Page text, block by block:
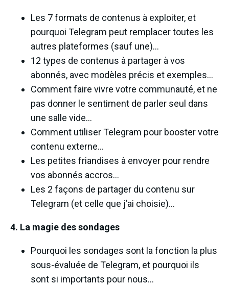
Les 7 formats de contenus à exploiter, et
pourquoi Telegram peut remplacer toutes les
autres plateformes (sauf une)…
12 types de contenus à partager à vos
abonnés, avec modèles précis et exemples…
Comment faire vivre votre communauté, et ne
pas donner le sentiment de parler seul dans
une salle vide…
Comment utiliser Telegram pour booster votre
contenu externe…
Les petites friandises à envoyer pour rendre
vos abonnés accros…
Les 2 façons de partager du contenu sur
Telegram (et celle que j’ai choisie)…
4. La magie des sondages
Pourquoi les sondages sont la fonction la plus
sous-évaluée de Telegram, et pourquoi ils
sont si importants pour nous…